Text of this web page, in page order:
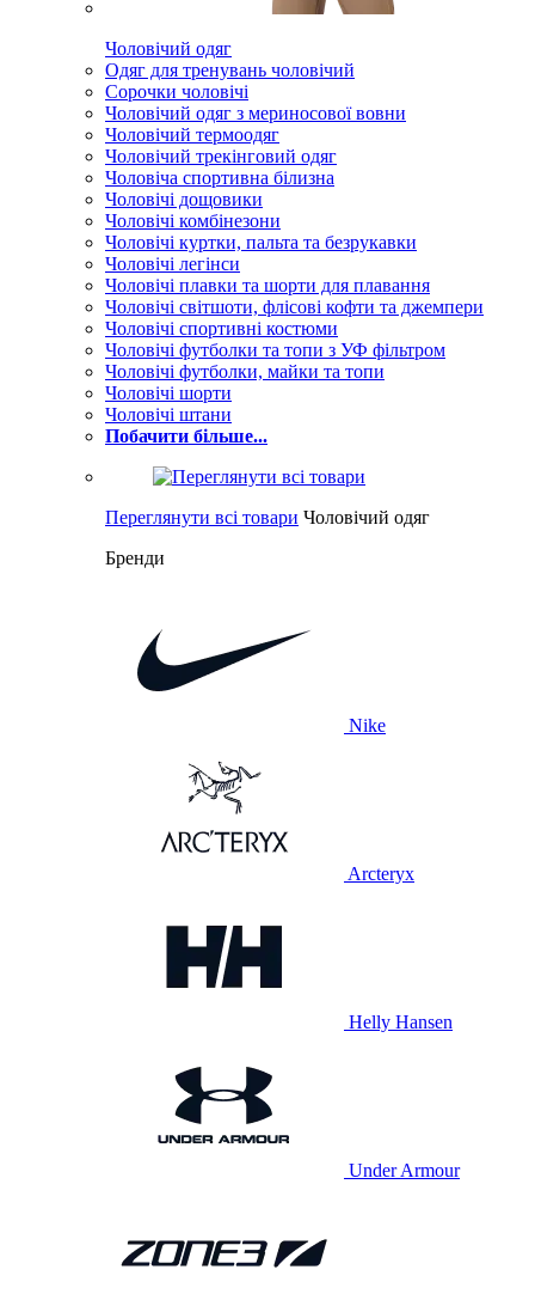
Чоловічий одяг
Одяг для тренувань чоловічий
Сорочки чоловічі
Чоловічий одяг з мериносової вовни
Чоловічий термоодяг
Чоловічий трекінговий одяг
Чоловіча спортивна білизна
Чоловічі дощовики
Чоловічі комбінезони
Чоловічі куртки, пальта та безрукавки
Чоловічі легінси
Чоловічі плавки та шорти для плавання
Чоловічі світшоти, флісові кофти та джемпери
Чоловічі спортивні костюми
Чоловічі футболки та топи з УФ фільтром
Чоловічі футболки, майки та топи
Чоловічі шорти
Чоловічі штани
Побачити більше...
Переглянути всі товари Чоловічий одяг
Бренди
Nike
Arcteryx
Helly Hansen
Under Armour